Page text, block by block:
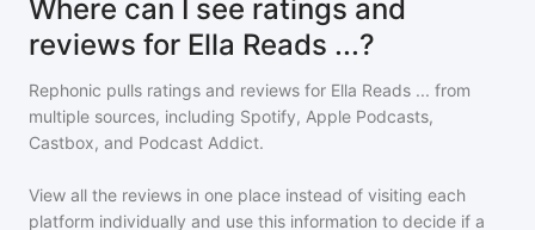
Where can I see ratings and
reviews for Ella Reads ...?
Rephonic pulls ratings and reviews for Ella Reads ... from
multiple sources, including Spotify, Apple Podcasts,
Castbox, and Podcast Addict.
View all the reviews in one place instead of visiting each
platform individually and use this information to decide if a